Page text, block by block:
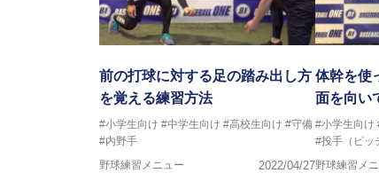
前の打球に対する足の踏み出し方
を覚える練習方法
#小学生向け #中学生向け #高校生向け #守備
#内野手
野球練習メニュー
2022/04/27
体幹を使
面を向い
#小学生向け
#投手（ピッ
野球練習メ